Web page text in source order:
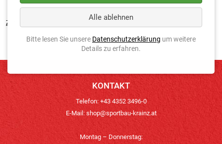
Zurück
KONTAKT
Telefon: +43 4352 3496-0
E-Mail:shop@sportbau-krainz.at
Montag – Donnerstag:
Alle ablehnen
Bitte lesen Sie unsere Datenschutzerklärung um weitere
Details zu erfahren.